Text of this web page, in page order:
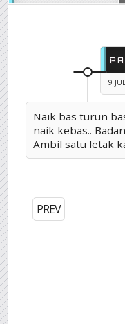
9
Naik bas turun
naik kebas..
Ambil satu letak
PREV